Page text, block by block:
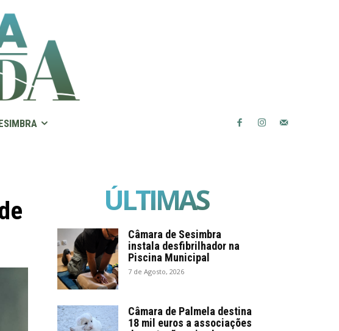
ÚLTIMAS
Câmara de Sesimbra
instala desfibrilhador na
Piscina Municipal
7 de Agosto, 2026
Câmara de Palmela destina
18 mil euros a associações